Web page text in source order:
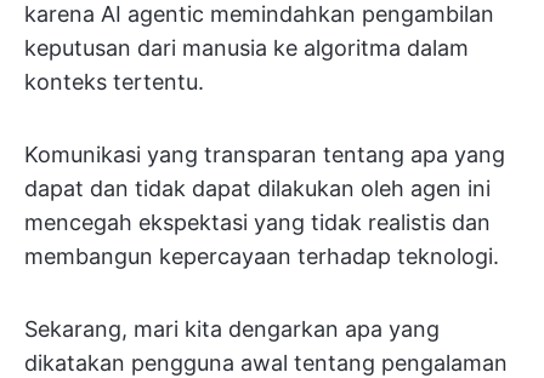
karena AI agentic memindahkan pengambilan
keputusan dari manusia ke algoritma dalam
konteks tertentu.
Komunikasi yang transparan tentang apa yang
dapat dan tidak dapat dilakukan oleh agen ini
mencegah ekspektasi yang tidak realistis dan
membangun kepercayaan terhadap teknologi.
Sekarang, mari kita dengarkan apa yang
dikatakan pengguna awal tentang pengalaman